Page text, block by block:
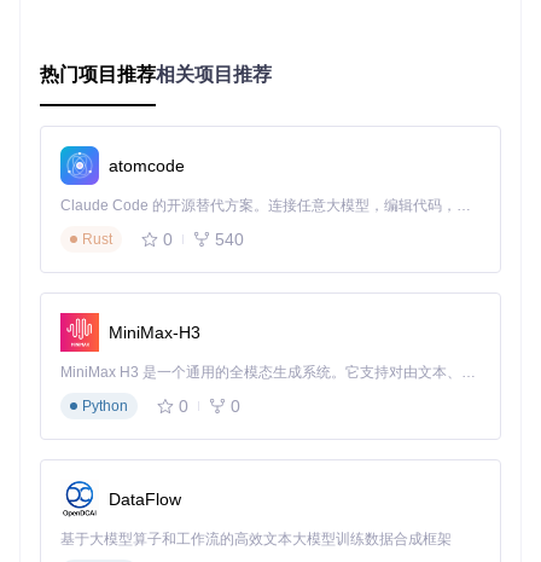
置、技能状态和交互元素（alt:智能辅助战斗场景识别功能）
2.2 解决操作安全合规问题：人类行为模拟引擎
问题：机械重复的自动化操作易被反作弊系统检测，传统固定
奏变化（模拟人类疲劳特征）。
对比：传统固定间隔点击的异常行为评分达85分（风险阈值60
分），而行为模拟引擎评分仅32分，远低于检测阈值。
2.3 解决多任务协同问题：模块化任务调度系统
问题：复杂场景下多任务并行易导致操作冲突，传统单线程执
行模式效率低下。
方案：设计基于优先级的任务调度框架（BaseWWTask.p
y），将自动战斗、对话跳过、物品拾取等功能模块化，通过
事件驱动机制实现任务切换响应时间<100ms。
热门项目推荐相关项目推荐
atomcode
Claude Code 的开源替代方案。连接任意大模型，编辑代码，运行命令，自动验证 — 全自动执行。用 Rust 构建，极致性能。 ｜ An open-source alternative to Claude Code. Connect any LLM, edit code, run commands, and verify changes — autonomously. Built in Rust for speed. Get Started
Rust
0 540
MiniMax-H3
MiniMax H3 是一个通用的全模态生成系统。它支持对由文本、图像、视频和音频组成的多模态上下文进行统一理解，并能生成分辨率高达 2K、时长可达 15 秒的带原生立体声音频的视频。得益于面向任务泛化的系统设计，H3 在预训练阶段就已具备广泛的多模态上下文理解与生成能力，能够出色地执行复杂的多模态指令。
Python
0 0
DataFlow
基于大模型算子和工作流的高效文本大模型训练数据合成框架